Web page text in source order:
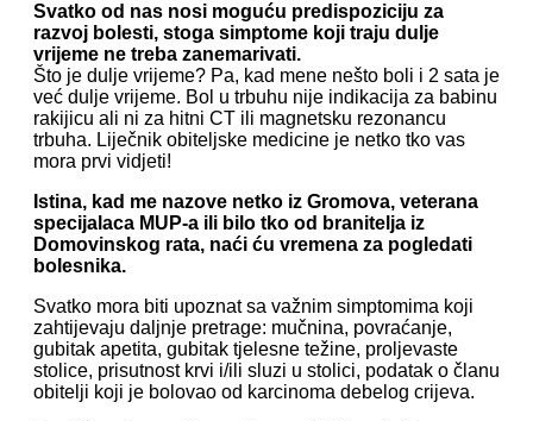
Svatko od nas nosi moguću predispoziciju za
razvoj bolesti, stoga simptome koji traju dulje
vrijeme ne treba zanemarivati.
Što je dulje vrijeme? Pa, kad mene nešto boli i 2 sata je
već dulje vrijeme. Bol u trbuhu nije indikacija za babinu
rakijicu ali ni za hitni CT ili magnetsku rezonancu
trbuha. Liječnik obiteljske medicine je netko tko vas
mora prvi vidjeti!
Istina, kad me nazove netko iz Gromova, veterana
specijalaca MUP-a ili bilo tko od branitelja iz
Domovinskog rata, naći ću vremena za pogledati
bolesnika.
Svatko mora biti upoznat sa važnim simptomima koji
zahtijevaju daljnje pretrage: mučnina, povraćanje,
gubitak apetita, gubitak tjelesne težine, proljevaste
stolice, prisutnost krvi i/ili sluzi u stolici, podatak o članu
obitelji koji je bolovao od karcinoma debelog crijeva.